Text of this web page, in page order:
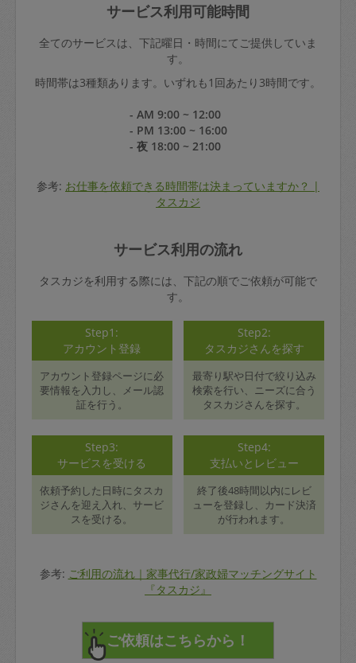
サービス利用可能時間
全てのサービスは、下記曜日・時間にてご提供していま
す。
時間帯は3種類あります。いずれも1回あたり3時間です。
- AM 9:00 ~ 12:00
- PM 13:00 ~ 16:00
- 夜 18:00 ~ 21:00
参考: お仕事を依頼できる時間帯は決まっていますか？ |
タスカジ
サービス利用の流れ
タスカジを利用する際には、下記の順でご依頼が可能で
す。
Step1:
アカウント登録
アカウント登録ページに必
要情報を入力し、メール認
証を行う。
Step2:
タスカジさんを探す
最寄り駅や日付で絞り込み
検索を行い、ニーズに合う
タスカジさんを探す。
Step3:
サービスを受ける
依頼予約した日時にタスカ
ジさんを迎え入れ、サービ
スを受ける。
Step4:
支払いとレビュー
終了後48時間以内にレビ
ューを登録し、カード決済
が行われます。
参考: ご利用の流れ｜家事代行/家政婦マッチングサイト
『タスカジ』